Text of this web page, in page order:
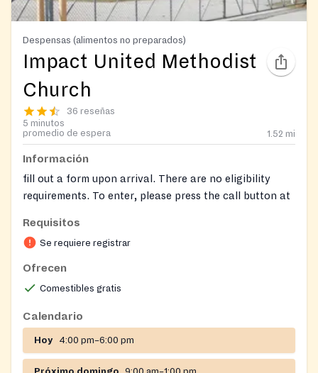
Despensas (alimentos no preparados)
Impact United Methodist
Church
36 reseñas
5 minutos
promedio de espera
1.52 mi
Información
fill out a form upon arrival. There are no eligibility
requirements. To enter, please press the call button at
you.
Requisitos
Se requiere registrar
Ofrecen
Comestibles gratis
Calendario
Hoy 4:00 pm–6:00 pm